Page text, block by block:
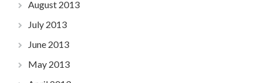
August 2013
July 2013
June 2013
May 2013